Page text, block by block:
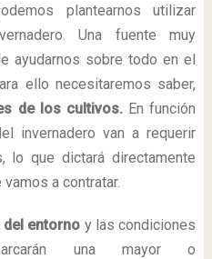
plantearnos utilizar
Una fuente muy
ayudarnos sobre todo en el
ello necesitaremos saber,
de los cultivos.En función
invernadero van a requerir
lo que dictará directamente
vamos a contratar.
entorno y las condiciones
una mayor o